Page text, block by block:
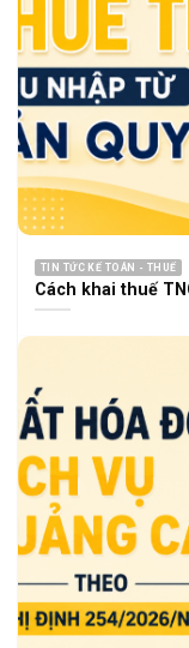
TIN TỨC KẾ TOÁN - THUẾ
Cách khai thuế